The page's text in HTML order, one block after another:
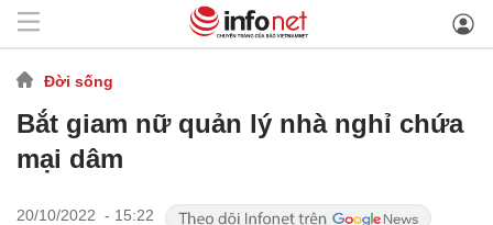
Đời sống
Bắt giam nữ quản lý nhà nghỉ chứa
mại dâm
20/10/2022 - 15:22